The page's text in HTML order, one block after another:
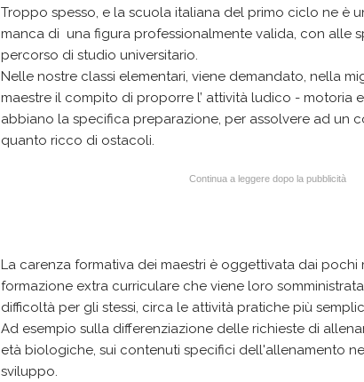
Troppo spesso, e la scuola italiana del primo ciclo ne è
manca di una figura professionalmente valida, con alle
percorso di studio universitario.
Nelle nostre classi elementari, viene demandato, nella
maestre il compito di proporre l’ attività ludico - motoria
abbiano la specifica preparazione, per assolvere ad un
quanto ricco di ostacoli.
Continua a leggere dopo la pubblicità
La carenza formativa dei maestri è oggettivata dai pochi
formazione extra curriculare che viene loro
difficoltà per gli stessi, circa le attività pratiche più
Ad esempio sulla differenziazione delle richieste di
età biologiche, sui contenuti specifici dell'allenamento
sviluppo.